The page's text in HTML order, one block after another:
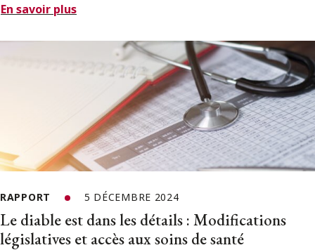
En savoir plus
RAPPORT 5 DÉCEMBRE 2024
Le diable est dans les détails : Modifications
législatives et accès aux soins de santé